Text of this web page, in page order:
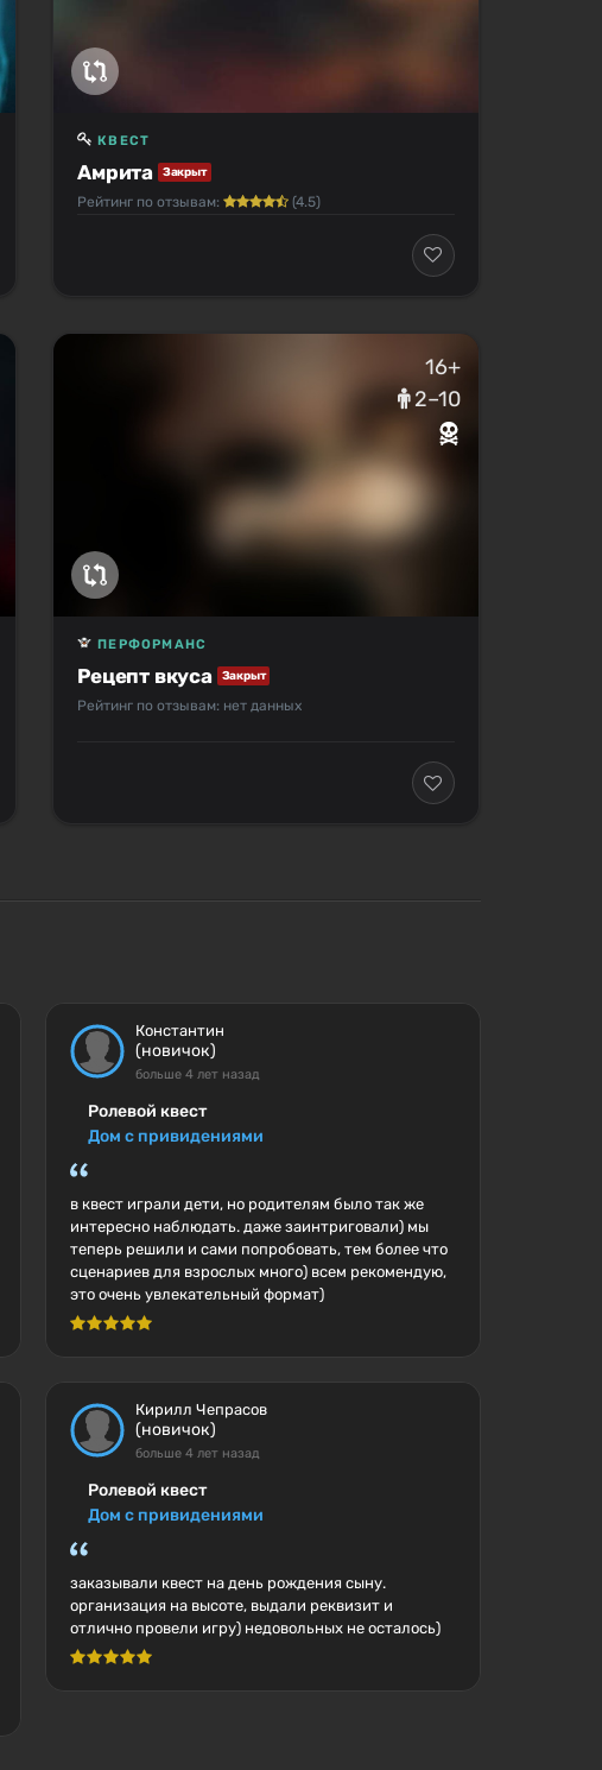
Амрита Закрыт
КВЕСТ
Рейтинг по отзывам: (4.5)
16+
2–10
Рецепт вкуса Закрыт
ПЕРФОРМАНС
Рейтинг по отзывам: нет данных
Константин
(новичок)
больше 4 лет назад
Ролевой квест
Дом с привидениями
в квест играли дети, но родителям было так же
интересно наблюдать. даже заинтриговали) мы
теперь решили и сами попробовать, тем более что
сценариев для взрослых много) всем рекомендую,
это очень увлекательный формат)
Кирилл Чепрасов
(новичок)
больше 4 лет назад
Ролевой квест
Дом с привидениями
заказывали квест на день рождения сыну.
организация на высоте, выдали реквизит и
отлично провели игру) недовольных не осталось)